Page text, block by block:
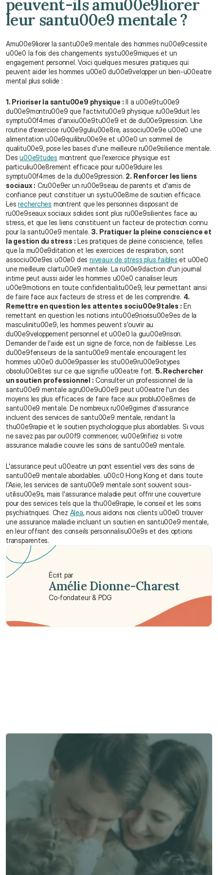
peuvent-ils amu00e9liorer
leur santu00e9 mentale ?
Amu00e9liorer la santu00e9 mentale des hommes nu00e9cessite
u00e0 la fois des changements systu00e9miques et un
engagement personnel. Voici quelques mesures pratiques qui
peuvent aider les hommes u00e0 du00e9velopper un bien-u00eatre
mental plus solide :
1. Prioriser la santu00e9 physique : Il a u00e9tu00e9
du00e9montru00e9 que l'activitu00e9 physique ru00e9duit les
symptu00f4mes d'anxiu00e9tu00e9 et de du00e9pression. Une
routine d'exercice ru00e9guliu00e8re, associu00e9e u00e0 une
alimentation u00e9quilibru00e9e et u00e0 un sommeil de
qualitu00e9, pose les bases d'une meilleure ru00e9silience mentale.
Des u00e9tudes montrent que l'exercice physique est
particuliu00e8rement efficace pour ru00e9duire les
symptu00f4mes de la du00e9pression. 2. Renforcer les liens
sociaux : Cru00e9er un ru00e9seau de parents et d'amis de
confiance peut constituer un systu00e8me de soutien efficace.
Les recherches montrent que les personnes disposant de
ru00e9seaux sociaux solides sont plus ru00e9silientes face au
stress, et que les liens constituent un facteur de protection connu
pour la santu00e9 mentale. 3. Pratiquer la pleine conscience et
la gestion du stress : Les pratiques de pleine conscience, telles
que la mu00e9ditation et les exercices de respiration, sont
associu00e9es u00e0 des niveaux de stress plus faibles et u00e0
une meilleure clartu00e9 mentale. La ru00e9daction d'un journal
intime peut aussi aider les hommes u00e0 canaliser leurs
u00e9motions en toute confidentialitu00e9, leur permettant ainsi
de faire face aux facteurs de stress et de les comprendre. 4.
Remettre en question les attentes sociu00e9tales : En
remettant en question les notions intu00e9riorisu00e9es de la
masculinitu00e9, les hommes peuvent s'ouvrir au
du00e9veloppement personnel et u00e0 la guu00e9rison.
Demander de l'aide est un signe de force, non de faiblesse. Les
du00e9fenseurs de la santu00e9 mentale encouragent les
hommes u00e0 du00e9passer les stu00e9ru00e9otypes
obsolu00e8tes sur ce que signifie u00eatre fort. 5. Rechercher
un soutien professionnel : Consulter un professionnel de la
santu00e9 mentale agru00e9u00e9 peut u00eatre l'un des
moyens les plus efficaces de faire face aux problu00e8mes de
santu00e9 mentale. De nombreux ru00e9gimes d'assurance
incluent des services de santu00e9 mentale, rendant la
thu00e9rapie et le soutien psychologique plus abordables. Si vous
ne savez pas par ou00f9 commencer, vu00e9rifiez si votre
assurance maladie couvre les soins de santu00e9 mentale.
L'assurance peut u00eatre un pont essentiel vers des soins de
santu00e9 mentale abordables. u00c0 Hong Kong et dans toute
l'Asie, les services de santu00e9 mentale sont souvent sous-
utilisu00e9s, mais l'assurance maladie peut offrir une couverture
pour des services tels que la thu00e9rapie, le conseil et les soins
psychiatriques. Chez Alea, nous aidons nos clients u00e0 trouver
une assurance maladie incluant un soutien en santu00e9 mentale,
en leur offrant des conseils personnalisu00e9s et des options
transparentes.
Écrit par
Amélie Dionne-Charest
Co-fondateur & PDG
Choisissez Alea